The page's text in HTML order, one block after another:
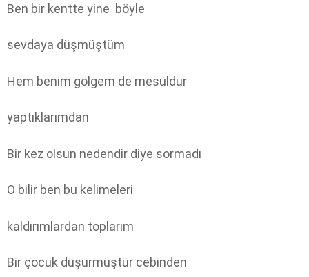
Ben bir kentte yine böyle
sevdaya düşmüştüm
Hem benim gölgem de mesüldur
yaptıklarımdan
Bir kez olsun nedendir diye sormadı
O bilir ben bu kelimeleri
kaldırımlardan toplarım
Bir çocuk düşürmüştür cebinden